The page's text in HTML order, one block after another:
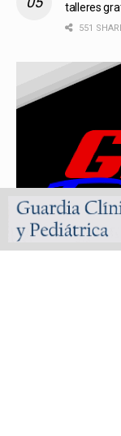
talleres
551